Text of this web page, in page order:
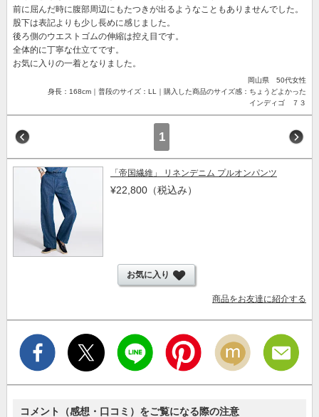
前に屈んだ時に腹部周辺にもたつきが出るようなこともありませんでした。
股下は表記よりも少し長めに感じました。
後ろ側のウエストゴムの伸縮は控え目です。
全体的に丁寧な仕立てです。
お気に入りの一着となりました。
岡山県 50代女性
身長：168cm｜普段のサイズ：LL｜購入した商品のサイズ感：ちょうどよかった
インディゴ ７３
1
「帝国繊維」 リネンデニム プルオンパンツ
¥22,800（税込み）
お気に入り
商品をお友達に紹介する
コメント（感想・口コミ）をご覧になる際の注意